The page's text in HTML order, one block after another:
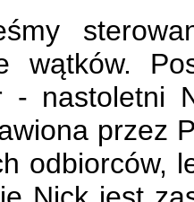
wątków.
- nastoletni
przez
odbiorców,